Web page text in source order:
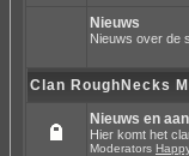
Nieuws
Nieuws over de
Clan RoughNecks
Nieuws en
Hier komt het
Moderators